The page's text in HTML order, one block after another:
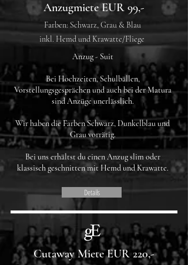
Anzugmiete EUR 99,-
Anzug - Suit
Bei Hochzeiten, Schulbällen,
Vorstellungsgesprächen und auch bei der Matura
sind Anzüge unerlässlich.
Wir haben die Farben Schwarz, Dunkelblau und
Grau vorrätig.
Bei uns erhältst du einen Anzug slim oder
klassisch geschnitten mit Hemd und Krawatte.
inkl. Hemd und Krawatte/Fliege
Details
Cutaway Miete EUR 220,-
Farben: Schwarz, Grau & Blau